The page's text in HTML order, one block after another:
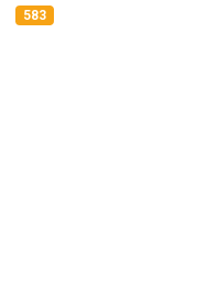
583